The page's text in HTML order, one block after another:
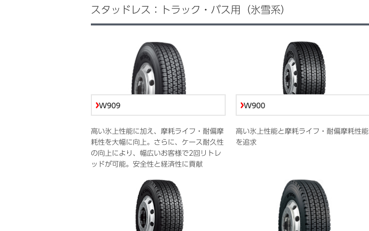
スタッドレス：トラック・バス用（氷雪系）
W909
高い氷上性能に加え、摩耗ライフ・耐偏摩
耗性を大幅に向上。さらに、ケース耐久性
の向上により、幅広いお客様で2回リトレ
ッドが可能。安全性と経済性に貢献
W900
高い氷上性能と摩耗ライフ・耐偏摩耗性能
を追求